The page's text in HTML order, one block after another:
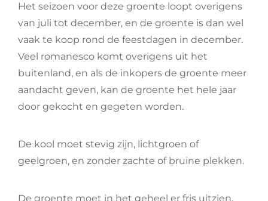
Het seizoen voor deze groente loopt overigens
van juli tot december, en de groente is dan wel
vaak te koop rond de feestdagen in december.
Veel romanesco komt overigens uit het
buitenland, en als de inkopers de groente meer
aandacht geven, kan de groente het hele jaar
door gekocht en gegeten worden.
De kool moet stevig zijn, lichtgroen of
geelgroen, en zonder zachte of bruine plekken.
De groente moet in het geheel er fris uitzien.